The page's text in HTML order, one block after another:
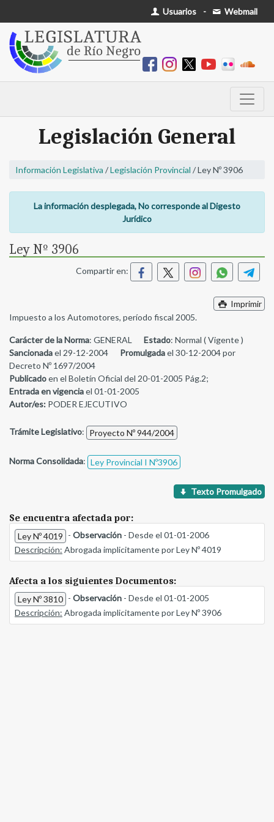
Usuarios - Webmail
Legislación General
Información Legislativa /Legislación Provincial / Ley Nº 3906
La información desplegada, No corresponde al Digesto
Jurídico
Ley Nº 3906
Compartir en:
Imprimir
Impuesto a los Automotores, período fiscal 2005.
Carácter de la Norma: GENERAL Estado: Normal ( Vigente )
Sancionadael 29-12-2004 Promulgadael 30-12-2004 por
Decreto Nº 1697/2004
Publicadoen el Boletín Oficial del 20-01-2005 Pág.2;
Entrada en vigenciael 01-01-2005
Autor/es: PODER EJECUTIVO
Trámite Legislativo: Proyecto Nº 944/2004
Norma Consolidada: Ley Provincial I Nº3906
Texto Promulgado
Se encuentra afectada por:
Ley Nº 4019 - Observación - Desde el 01-01-2006
Descripción: Abrogada implicitamente por Ley Nº 4019
Afecta a los siguientes Documentos:
Ley Nº 3810 - Observación - Desde el 01-01-2005
Descripción: Abrogada implicitamente por Ley Nº 3906